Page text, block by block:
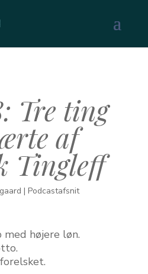
Tre ting
af
Tingleff
|Podcastafsnit
højere løn.